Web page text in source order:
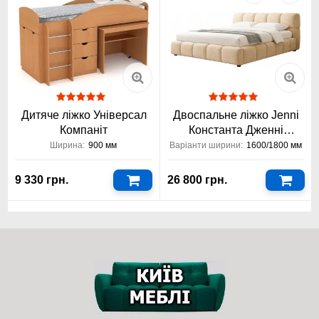
Еластична піна Foam Support – інноваційний матеріал, що
використовується в анатомічних та ортопедичних матрацах
Константа для створення надійної основи, правильної
підтримки хребта та максимального комфорту під час сну.
Саме завдяки піні Foam Support анатомічний матрац з
ефектом пам’яті Mint Foam Константа поєднує довговічність і
комфорт європейської якості за доступною ціною.
Дитяче ліжко Універсал
Компаніт
Ширина: 900 мм
9 330 грн.
Двоспальне ліжко Jenni
Константа Дженні
1600/1800x2000
Варіанти ширини: 1600/1800 мм
26 800 грн.